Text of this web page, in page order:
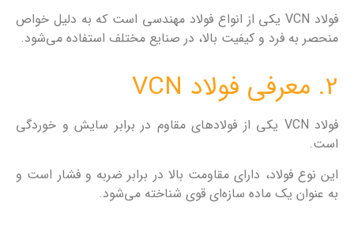
فولاد VCN یکی از انواع فولاد مهندسی است که به دلیل خواص
منحصر به فرد و کیفیت بالا، در صنایع مختلف استفاده می‌شود.
2. معرفی فولاد VCN
فولاد VCN یکی از فولاد‌های مقاوم در برابر سایش و خوردگی
است.
این نوع فولاد، دارای مقاومت بالا در برابر ضربه و فشار است و
به عنوان یک ماده سازه‌ای قوی شناخته می‌شود.